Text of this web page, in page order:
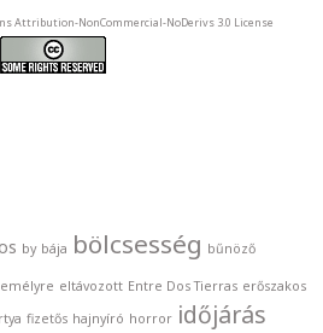
Attribution-NonCommercial-NoDerivs 3.0 License
by bája bölcsesség bűnöző
eltávozott Entre Dos Tierras erőszakos
fizetős hajnyíró horror időjárás